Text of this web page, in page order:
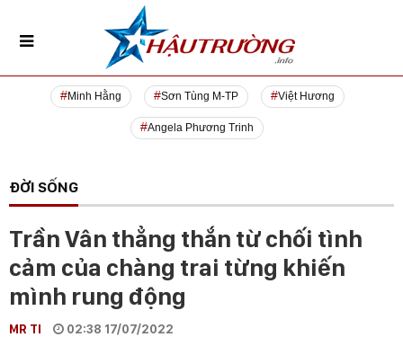
Minh Hằng Sơn Tùng M-TP Việt Hương
Angela Phương Trinh
ĐỜI SỐNG
Trần Vân thẳng thắn từ chối tình
cảm của chàng trai từng khiến
mình rung động
MR TI 02:38 17/07/2022